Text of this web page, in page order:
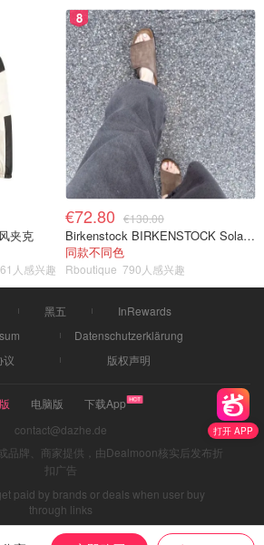
打开 APP
夹克
人感兴趣
8
€72.80 €130.00
Birkenstock BIRKENSTOCK Solana 麂皮皮革凉拖
同款不同色
Rboutique 790人感兴趣
黑五
InRewards
Datenschutzerklärung
议
版权声明
电脑版
下载App
contact@dazhe.de
品牌、商家提供，由Dealmoon核实后发布折
扣广告
paid by brands or deals when user buy
through links